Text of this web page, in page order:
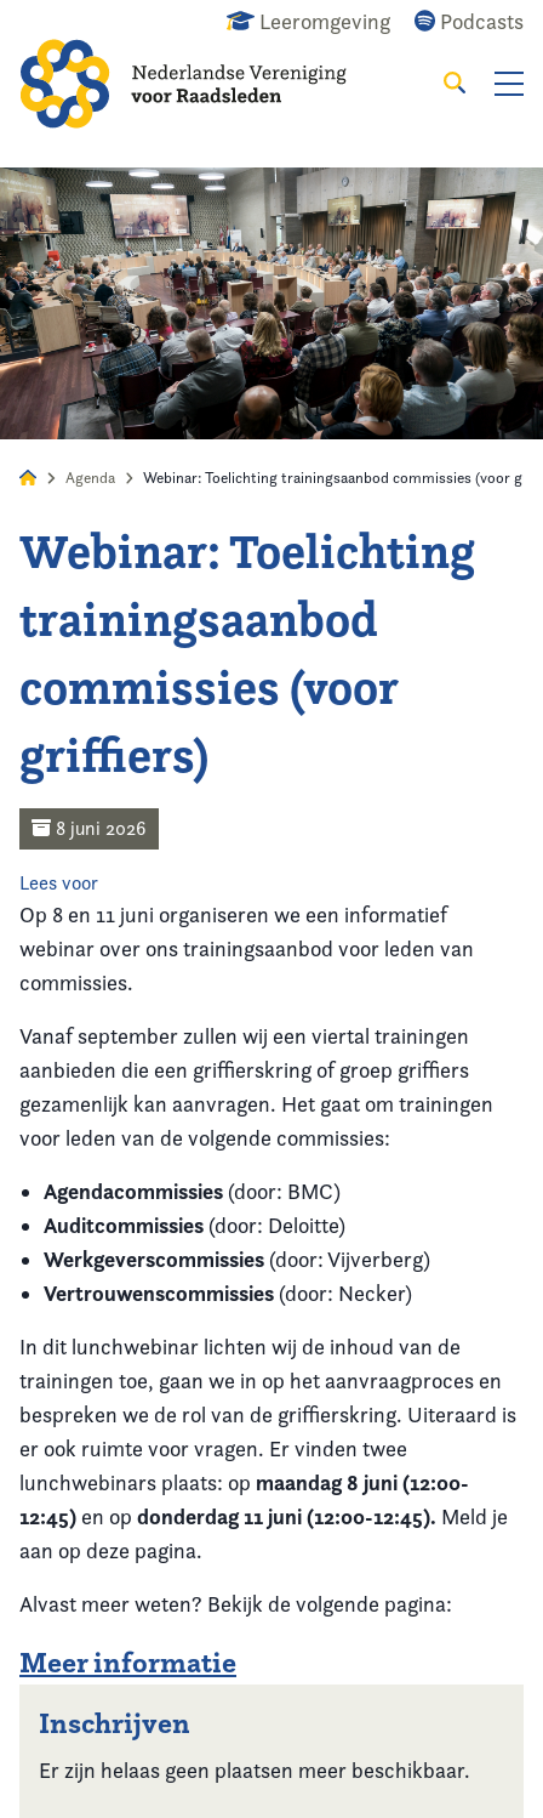
Leeromgeving Podcasts
Alles Nieuws Agenda Raadslid
Zoeken
Home
Agenda
Nieuws
Opleiding
Kennis & Informatie
Vereniging
Contact
Agenda Webinar: Toelichting trainingsaanbod commissies (voor
Webinar: Toelichting
trainingsaanbod
commissies (voor
griffiers)
8 juni 2026
Lees voor
Op 8 en 11 juni organiseren we een informatief
webinar over ons trainingsaanbod voor leden van
commissies.
Vanaf september zullen wij een viertal trainingen
aanbieden die een griffierskring of groep griffiers
gezamenlijk kan aanvragen. Het gaat om trainingen
voor leden van de volgende commissies:
Agendacommissies (door: BMC)
Auditcommissies (door: Deloitte)
Werkgeverscommissies (door: Vijverberg)
Vertrouwenscommissies (door: Necker)
In dit lunchwebinar lichten wij de inhoud van de
trainingen toe, gaan we in op het aanvraagproces en
bespreken we de rol van de griffierskring. Uiteraard is
er ook ruimte voor vragen. Er vinden twee
lunchwebinars plaats: op maandag 8 juni (12:00-
12:45) en op donderdag 11 juni (12:00-12:45). Meld je
aan op deze pagina.
Alvast meer weten? Bekijk de volgende pagina:
Meer informatie
Inschrijven
Er zijn helaas geen plaatsen meer beschikbaar.